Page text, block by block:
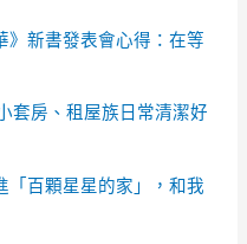
》新書發表會心得：在等
套房、租屋族日常清潔好
「百顆星星的家」，和我